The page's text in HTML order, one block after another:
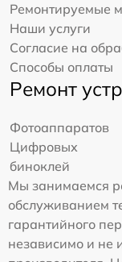
Ремонтируемые
Наши услуги
Согласие на
Способы оплаты
Ремонт
Фотоаппаратов
Цифровых
биноклей
Мы занимаемся
обслуживанием
гарантийного
независимо и не